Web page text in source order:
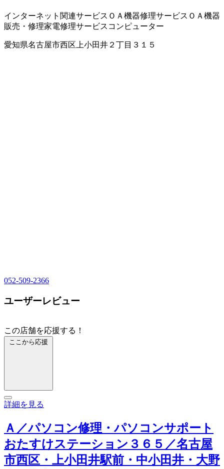
インターネット関連サービス ＯＡ機器修理サービス ＯＡ機器
販売・修理家電修理サービス コンピューター
愛知県名古屋市西区上小田井２丁目３１５
052-509-2366
ユーザーレビュー
この店舗を応援する！
ここから応援
詳細を見る
Ａ／パソコン修理・パソコンサポート
おたすけステーション３６５／名古屋
市西区・上小田井駅前・中小田井・大野